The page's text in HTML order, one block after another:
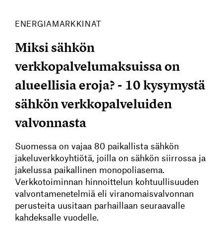
ENERGIAMARKKINAT
Miksi sähkön
verkkopalvelumaksuissa on
alueellisia eroja? - 10 kysymystä
sähkön verkkopalveluiden
valvonnasta
Suomessa on vajaa 80 paikallista sähkön
jakeluverkkoyhtiötä, joilla on sähkön siirrossa ja
jakelussa paikallinen monopoliasema.
Verkkotoiminnan hinnoittelun kohtuullisuuden
valvontamenetelmiä eli viranomaisvalvonnan
perusteita uusitaan parhaillaan seuraavalle
kahdeksalle vuodelle.